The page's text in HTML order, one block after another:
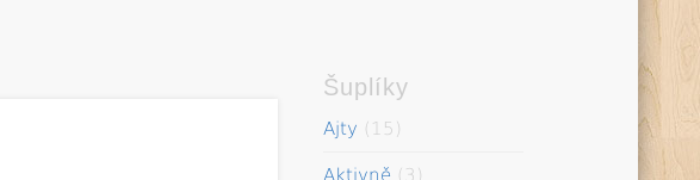
Šuplíky
Ajty (15)
Aktivně (3)